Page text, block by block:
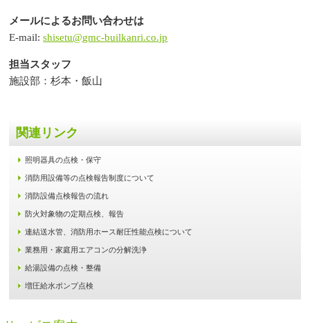
メールによるお問い合わせは
E-mail:shisetu@gmc-builkanri.co.jp
担当スタッフ
施設部：杉本・飯山
関連リンク
照明器具の点検・保守
消防用設備等の点検報告制度について
消防設備点検報告の流れ
防火対象物の定期点検、報告
連結送水管、消防用ホース耐圧性能点検について
業務用・家庭用エアコンの分解洗浄
給湯設備の点検・整備
増圧給水ポンプ点検